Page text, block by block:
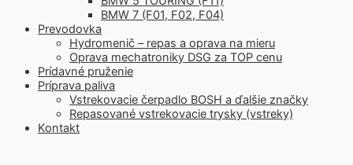
BMW 7 (F01, F02, F04)
Prevodovka
Hydromenič – repas a oprava na mieru
Oprava mechatroniky DSG za TOP cenu
Prídavné pruženie
Príprava paliva
Vstrekovacie čerpadlo BOSH a ďalšie značky
Repasované vstrekovacie trysky (vstreky)
Kontakt